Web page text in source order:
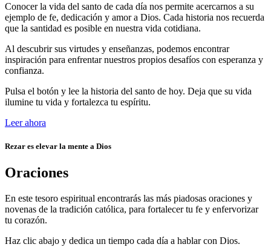
Conocer la vida del santo de cada día nos permite acercarnos a su
ejemplo de fe, dedicación y amor a Dios. Cada historia nos recuerda
que la santidad es posible en nuestra vida cotidiana.
Al descubrir sus virtudes y enseñanzas, podemos encontrar
inspiración para enfrentar nuestros propios desafíos con esperanza y
confianza.
Pulsa el botón y lee la historia del santo de hoy. Deja que su vida
ilumine tu vida y fortalezca tu espíritu.
Leer ahora
Rezar es elevar la mente a Dios
Oraciones
En este tesoro espiritual encontrarás las más piadosas oraciones y
novenas de la tradición católica, para fortalecer tu fe y enfervorizar
tu corazón.
Haz clic abajo y dedica un tiempo cada día a hablar con Dios.